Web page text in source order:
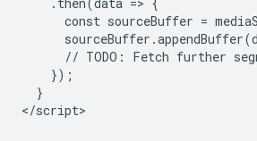
const sourceBuffer =
// TODO: Fetch further
    });
  }